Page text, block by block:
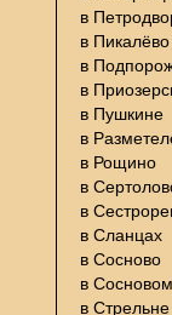
в
в Пикалёво
в
в
в Пушкине
в
в Рощино
в
в
в Сланцах
в Сосново
в
в Стрельне